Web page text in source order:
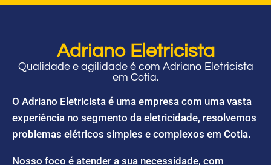
Adriano Eletricista
Qualidade e agilidade é com Adriano Eletricista
em Cotia.
O Adriano Eletricista é uma empresa com uma vasta
experiência no segmento da eletricidade, resolvemos
problemas elétricos simples e complexos em Cotia.
Nosso foco é atender a sua necessidade, com